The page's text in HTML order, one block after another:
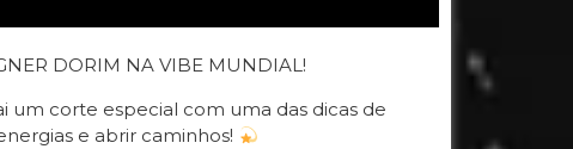
DORIM NA VIBE MUNDIAL!
um corte especial com uma das dicas de
e abrir caminhos!